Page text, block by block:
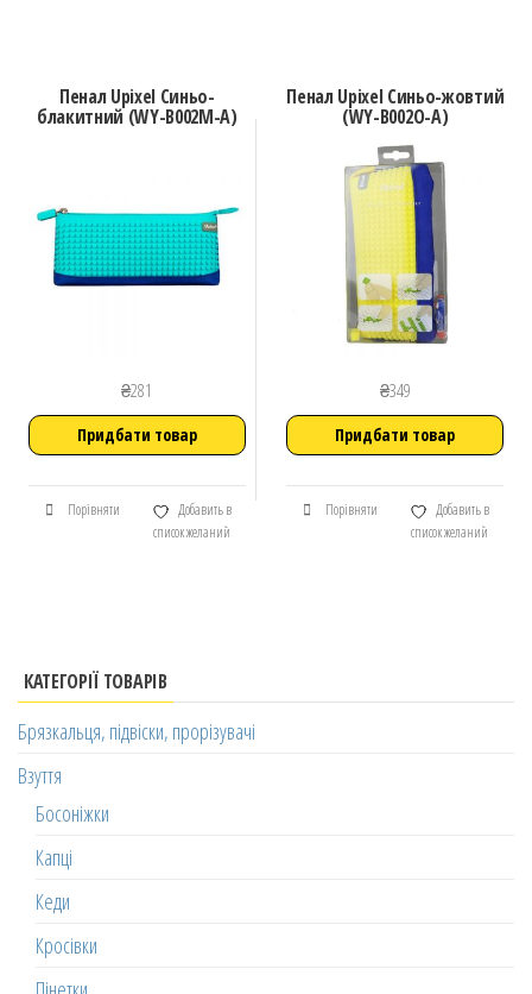
Пенал Upixel Синьо-
блакитний (WY-B002M-A)
₴281
Придбати товар
Порівняти
Добавить в
список желаний
Пенал Upixel Синьо-жовтий
(WY-B002O-A)
₴349
Придбати товар
Порівняти
Добавить в
список желаний
КАТЕГОРІЇ ТОВАРІВ
Брязкальця, підвіски, прорізувачі
Взуття
Босоніжки
Капці
Кеди
Кросівки